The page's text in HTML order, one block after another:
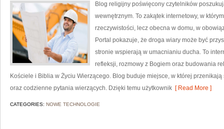
Blog religijny poświęcony czytelników
wewnętrznym. To zakątek internetowy, w
rzeczywistości, lecz obecna w domu, w
Portal pokazuje, że droga wiary może być
stronie wspierają w umacnianiu ducha. To
refleksji, rozmowy z Bogiem oraz budowania
Kościele i Biblia w Życiu Wierzącego. Blog buduje miejsce, w której
oraz codzienne pytania wierzących. Dzięki temu użytkownik [ Read More ]
CATEGORIES: NOWE TECHNOLOGIE